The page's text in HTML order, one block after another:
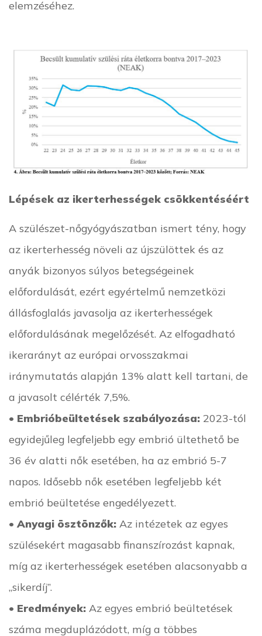
elemzéséhez.
Lépések az ikerterhességek csökkentéséért
A szülészet-nőgyógyászatban ismert tény, hogy
az ikerterhesség növeli az újszülöttek és az
anyák bizonyos súlyos betegségeinek
előfordulását, ezért egyértelmű nemzetközi
állásfoglalás javasolja az ikerterhességek
előfordulásának megelőzését. Az elfogadható
ikerarányt az európai orvosszakmai
iránymutatás alapján 13% alatt kell tartani, de
a javasolt célérték 7,5%.
• Embrióbeültetések szabályozása: 2023-tól
egyidejűleg legfeljebb egy embrió ültethető be
36 év alatti nők esetében, ha az embrió 5-7
napos. Idősebb nők esetében legfeljebb két
embrió beültetése engedélyezett.
• Anyagi ösztönzők: Az intézetek az egyes
szülésekért magasabb finanszírozást kapnak,
míg az ikerterhességek esetében alacsonyabb a
„sikerdíj”.
• Eredmények: Az egyes embrió beültetések
száma megduplázódott, míg a többes